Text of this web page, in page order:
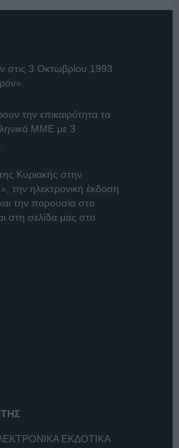
στις 3 Οκτωβρίου 1993
την επικαιρότητα τα
ΜΜΕ με 3
Κυριακής στην
, την ηλεκτρονική έκδοση
την παρουσία στο
στη σελίδα μας στο
ΕΚΔΟΤΙΚΑ